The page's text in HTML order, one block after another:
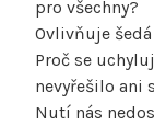
pro všechny?
Ovlivňuje
Proč se
nevyřešilo ani
Nutí nás